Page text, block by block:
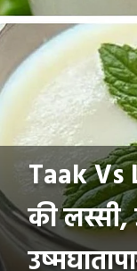
Taak Vs
की लस्सी,